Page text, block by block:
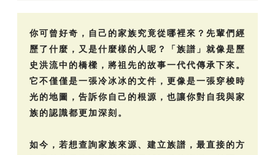
你可曾好奇，自己的家族究竟從哪裡來？先輩們經
歷了什麼，又是什麼樣的人呢？「族譜」就像是歷
史洪流中的橋樑，將祖先的故事一代代傳承下來。
它不僅僅是一張冷冰冰的文件，更像是一張穿梭時
光的地圖，告訴你自己的根源，也讓你對自我與家
族的認識都更加深刻。
如今，若想查詢家族來源、建立族譜，最直接的方